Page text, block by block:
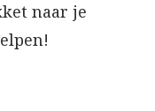
naar je